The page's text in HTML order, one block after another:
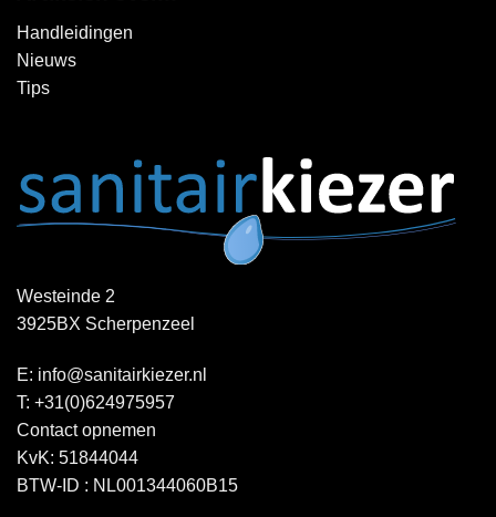
Handleidingen
Nieuws
Tips
Westeinde 2
3925BX Scherpenzeel
E: info@sanitairkiezer.nl
T: +31(0)624975957
Contact opnemen
KvK: 51844044
BTW-ID : NL001344060B15